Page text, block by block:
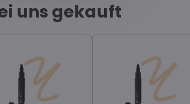
uns gekauft